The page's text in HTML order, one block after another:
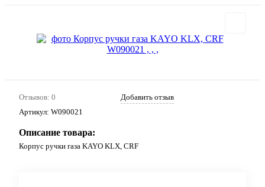
Отзывов: 0
Добавить отзыв
Артикул: W090021
Описание товара:
Корпус ручки газа KAYO KLX, CRF